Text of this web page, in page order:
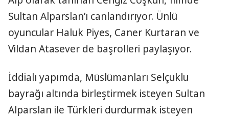
d
e
Sultan Alparslan’ı canlandırıyor. Ünlü
oyuncular Haluk Piyes, Caner Kurtaran ve
Vildan Atasever de başrolleri paylaşıyor.
İddialı yapımda, Müslümanları Selçuklu
bayrağı altında birleştirmek isteyen Sultan
Alparslan ile Türkleri durdurmak isteyen